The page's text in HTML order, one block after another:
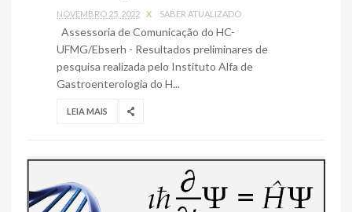
NOVEMBRO 25, 2022 X SABER ATUALIZADO
Assessoria de Comunicação do HC-
UFMG/Ebserh - Resultados preliminares de
pesquisa realizada pelo Instituto Alfa de
Gastroenterologia do H...
LEIA MAIS